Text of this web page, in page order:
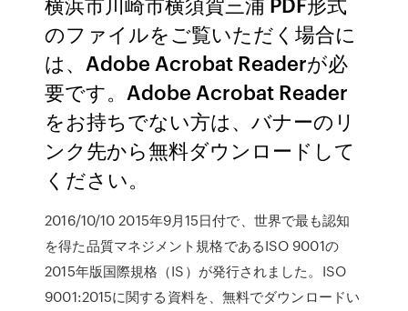
のファイルをご覧いただく場合に
は、Adobe Acrobat Readerが必
要です。Adobe Acrobat Reader
をお持ちでない方は、バナーのリ
ンク先から無料ダウンロードして
ください。
2016/10/10 2015年9月15日付で、世界で最も認知
を得た品質マネジメント規格であるISO 9001の
2015年版国際規格（IS）が発行されました。ISO
9001:2015に関する資料を、無料でダウンロードい